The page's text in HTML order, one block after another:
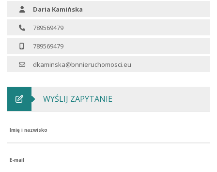
Daria Kamińska
789569479
789569479
dkaminska@bnnieruchomosci.eu
WYŚLIJ ZAPYTANIE
Imię i nazwisko
E-mail